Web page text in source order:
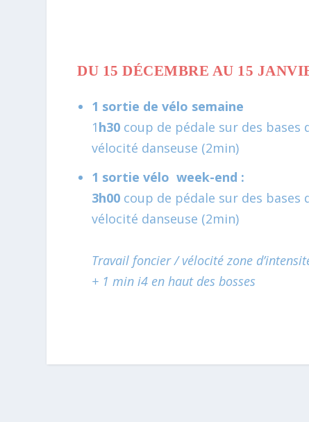
DU 15 DÉCEMBRE AU 15
1 sortie de vélo semaine
1h30 coup de pédale sur des bases
vélocité danseuse (2min)
1 sortie vélo week-end :
3h00 coup de pédale sur des bases
vélocité danseuse (2min)
Travail foncier / vélocité zone
+ 1 min i4 en haut des bosses